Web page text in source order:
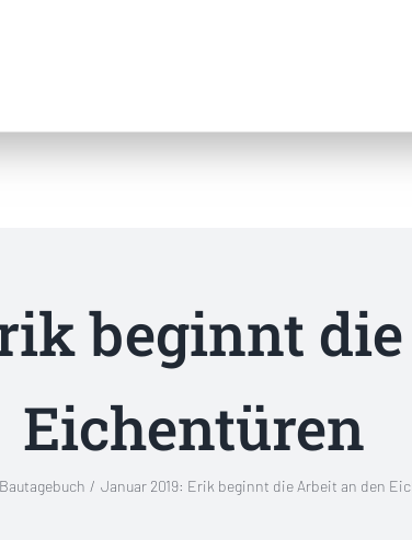
beginnt
Eichentüren
Bautagebuch Januar 2019: Erik beginnt die Arbeit an den